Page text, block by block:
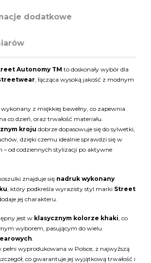
dodatkowe
Autonomy TM to doskonały wybór dla
, łącząca wysoką jakość z modnym
wykonany z miękkiej bawełny, co zapewnia
co dzień, oraz trwałość materiału.
kroju dobrze dopasowuje się do sylwetki,
dzięki czemu idealnie sprawdzi się w
– od codziennych stylizacji po aktywne
znajduje się nadruk wykonany
, który podkreśla wyrazisty styl marki Street
jej charakteru.
jest w klasycznym kolorze khaki , co
wyborem, pasującym do wielu
pełni wyprodukowana w Polsce, z najwyższą
co gwarantuje jej wyjątkową trwałość i